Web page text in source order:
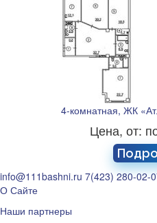
4-комнатная, ЖК
Цена, от:
info@111bashni.ru 7(423) 280-02-
О Сайте
Наши партнеры